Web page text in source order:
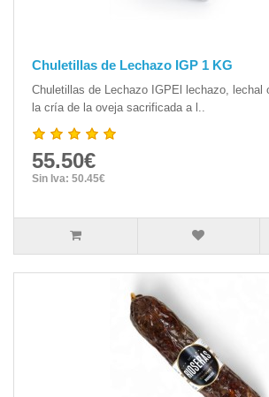
Chuletillas de Lechazo IGP 1 KG
Chuletillas de Lechazo IGPEl lechazo, lechal
la cría de la oveja sacrificada a l..
55.50€
Sin Iva: 50.45€